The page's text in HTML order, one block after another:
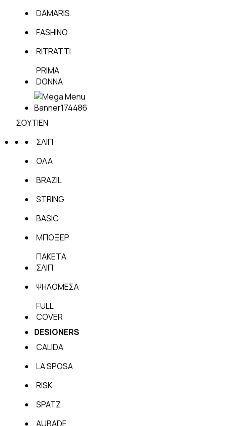
DAMARIS
FASHINO
RITRATTI
PRIMA
DONNA
ΣΟΥΤΙΕΝ
ΣΛΙΠ
ΟΛΑ
BRAZIL
STRING
BASIC
ΜΠΟΞΕΡ
ΠΑΚΕΤΑ
ΣΛΙΠ
ΨΗΛΟΜΕΣΑ
FULL
COVER
DESIGNERS
CALIDA
LA SPOSA
RISK
SPATZ
AUBADE